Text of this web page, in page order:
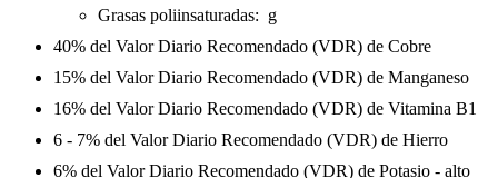
Grasas poliinsaturadas: g
40% del Valor Diario Recomendado (VDR) de Cobre
15% del Valor Diario Recomendado (VDR) de Manganeso
16% del Valor Diario Recomendado (VDR) de Vitamina B1
6 - 7% del Valor Diario Recomendado (VDR) de Hierro
6% del Valor Diario Recomendado (VDR) de Potasio - alto